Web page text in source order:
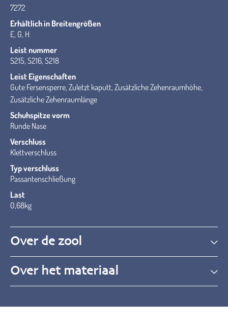
7272
Erhältlich in Breitengrößen
E, G, H
Leist nummer
S215, S216, S218
Leist Eigenschaften
Gute Fersensperre, Zuletzt kaputt, Zusätzliche Zehenraumhöhe,
Zusätzliche Zehenraumlänge
Schuhspitze vorm
Runde Nase
Verschluss
Klettverschluss
Typ verschluss
Passantenschließung
Last
0,68kg
Over de zool
Over het materiaal